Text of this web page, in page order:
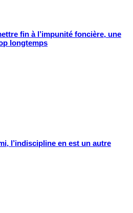
fin à l’impunité foncière, une
longtemps
l’indiscipline en est un autre